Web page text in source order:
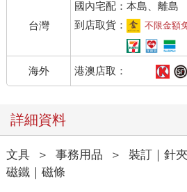
台灣
國內宅配：本島、離島
到店取貨：
不限金額
海外 港澳店取：
詳細資料
文具 ＞ 事務用品 ＞ 裝訂｜針
磁鐵｜磁條